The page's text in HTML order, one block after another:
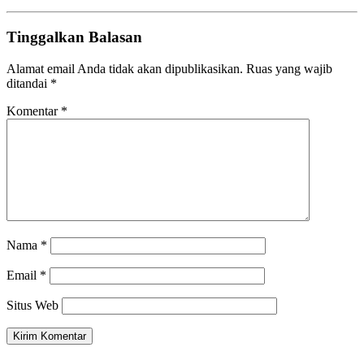
Tinggalkan Balasan
Alamat email Anda tidak akan dipublikasikan. Ruas yang wajib
ditandai *
Komentar *
Nama *
Email *
Situs Web